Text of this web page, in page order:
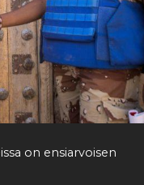
Etsi
on ensiarvoisen